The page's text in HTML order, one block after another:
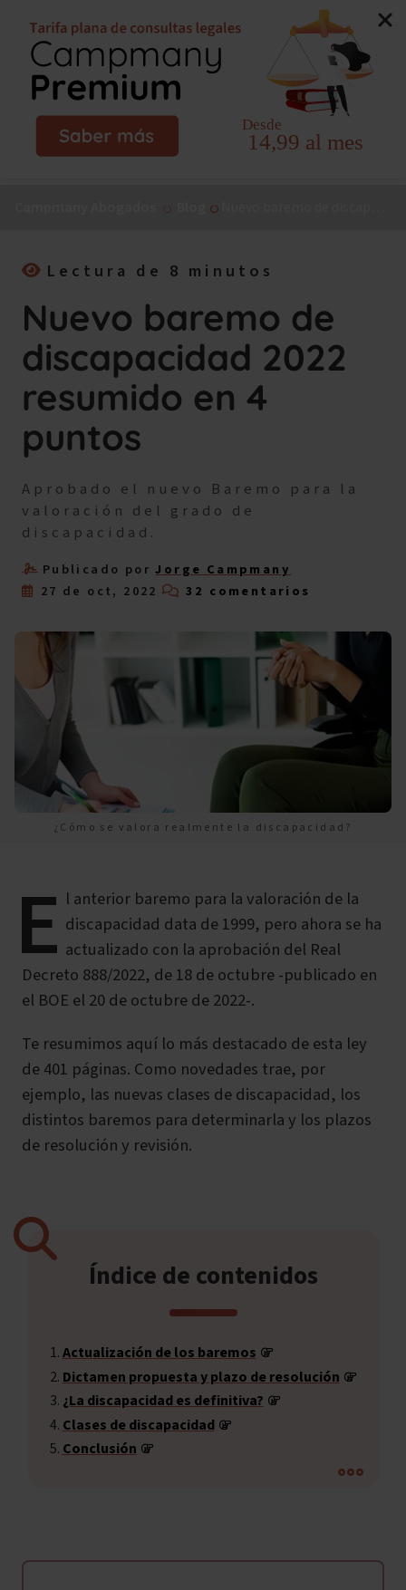
Nuevo libro de Jorge Campmany:
El Método MAPA, la
guía paso a paso para tu incapacidad permanente.
¡Consíguelo ya!
Lectura de 8 minutos
Nuevo baremo de
discapacidad 2022
resumido en 4
puntos
Aprobado el nuevo Baremo para la
valoración del grado de
discapacidad.
Publicado por Jorge Campmany
27 de oct, 2022
32 comentarios
¿Cómo se valora realmente la discapacidad?
E l anterior baremo para la valoración de la
discapacidad data de 1999, pero ahora se ha
actualizado con la aprobación del Real
Decreto 888/2022, de 18 de octubre -publicado en
el BOE el 20 de octubre de 2022-.
Te resumimos aquí lo más destacado de esta ley
de 401 páginas. Como novedades trae, por
ejemplo, las nuevas clases de discapacidad, los
distintos baremos para determinarla y los plazos
de resolución y revisión.
Índice de contenidos
Actualización de los baremos
Dictamen propuesta y plazo de resolución
¿La discapacidad es definitiva?
Clases de discapacidad
Conclusión